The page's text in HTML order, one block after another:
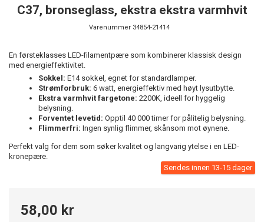
C37, bronseglass, ekstra ekstra varmhvit
Varenummer 34854-21414
En førsteklasses LED-filamentpære som kombinerer klassisk design
med energieffektivitet.
Sokkel: E14 sokkel, egnet for standardlamper.
Strømforbruk: 6 watt, energieffektiv med høyt lysutbytte.
Ekstra varmhvit fargetone: 2200K, ideell for hyggelig
belysning.
Forventet levetid: Opptil 40 000 timer for pålitelig belysning.
Flimmerfri: Ingen synlig flimmer, skånsom mot øynene.
Perfekt valg for dem som søker kvalitet og langvarig ytelse i en LED-
kronepære.
Sendes innen 13-15 dager
58,00 kr